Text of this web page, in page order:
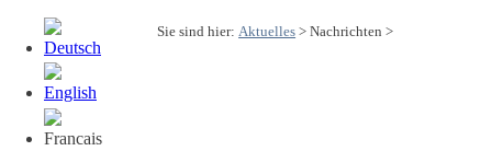
Sie sind hier: Aktuelles > Nachrichten >